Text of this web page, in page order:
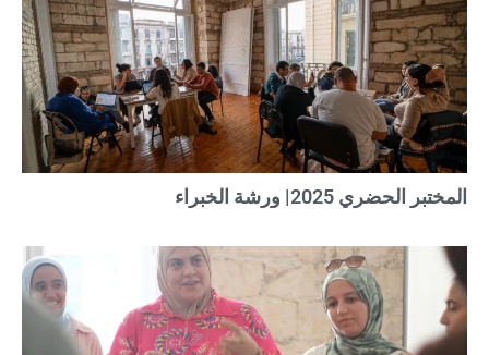
المختبر الحضري 2025| ورشة الخبراء